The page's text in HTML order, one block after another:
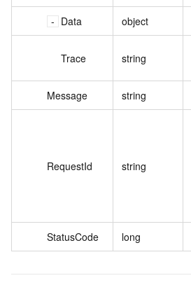
Data object
Trace string
Message string
RequestId string
StatusCode long